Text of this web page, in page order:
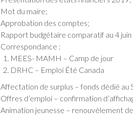
Mot du maire;
Approbation des comptes;
Rapport budgétaire comparatif au 4
Correspondance :
MEES- MAMH – Camp de jour
DRHC – Emploi Été Canada
Affectation de surplus – fonds dédié au
Offres d’emploi – confirmation
Animation jeunesse – renouvèlement